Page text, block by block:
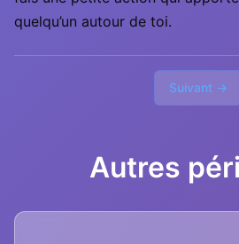
quelqu’un autour de toi.
Suivant →
Autres